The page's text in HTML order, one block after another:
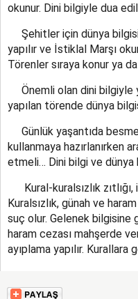
okunur. Dini bilgiyle dua
Şehitler için dünya bilgisi
yapılır ve İstiklal Marşı
Törenler sıraya konur ya da
Önemli olan dini bilgiyle
yapılan törende dünya
Günlük yaşantıda
kullanmaya hazırlanırken
etmeli… Dini bilgi ve dünya
Kural-kuralsızlık
Kuralsızlık, günah ve
suç olur. Gelenek bilgisine
haram cezası mahşerde
ayıplama yapılır.